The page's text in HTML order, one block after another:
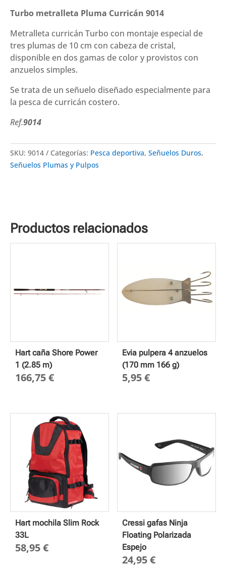
Curricán
cantidad
Turbo metralleta Pluma Curricán 9014
Metralleta curricán Turbo con montaje especial de
tres plumas de 10 cm con cabeza de cristal,
disponible en dos gamas de color y provistos con
anzuelos simples.
Se trata de un señuelo diseñado especialmente para
la pesca de curricán costero.
Ref.9014
SKU: 9014 Categorías: Pesca deportiva, Señuelos Duros,
Señuelos Plumas y Pulpos
Productos relacionados
Hart caña Shore Power
1 (2.85 m)
166,75€
Evia pulpera 4 anzuelos
(170 mm 166 g)
5,95€
Hart mochila Slim Rock
33L
58,95€
Cressi gafas Ninja
Floating Polarizada
Espejo
24,95€